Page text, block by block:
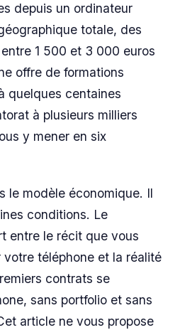
depuis un ordinateur
totale, des
1 500 et 3 000 euros
offre de formations
quelques centaines
à plusieurs milliers
y mener en six
le modèle économique. Il
conditions. Le
entre le récit que vous
votre téléphone et la réalité
contrats se
sans portfolio et sans
article ne vous propose